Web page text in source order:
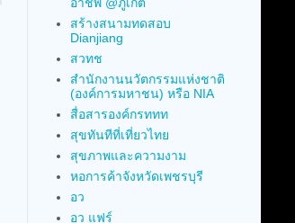
อาชีพ @ภูเก็ต
สร้างสนามทดสอบ
Dianjiang
สวทช
สำนักงานนวัตกรรมแห่งชาติ
(องค์การมหาชน) หรือ NIA
สื่อสารองค์กรททท
สุขทันทีที่เที่ยวไทย
สุขภาพและความงาม
หอการค้าจังหวัดเพชรบุรี
อว
อว แฟร์